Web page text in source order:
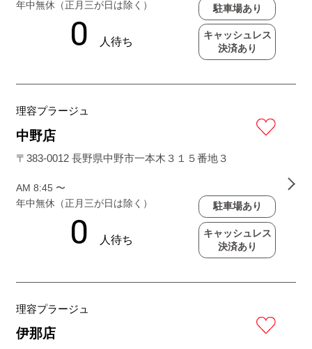
年中無休（正月三が日は除く）
駐車場あり
キャッシュレス
決済あり
理容プラージュ
中野店
〒383-0012 長野県中野市一本木３１５番地３
AM 8:45 〜
年中無休（正月三が日は除く）
駐車場あり
キャッシュレス
決済あり
理容プラージュ
伊那店